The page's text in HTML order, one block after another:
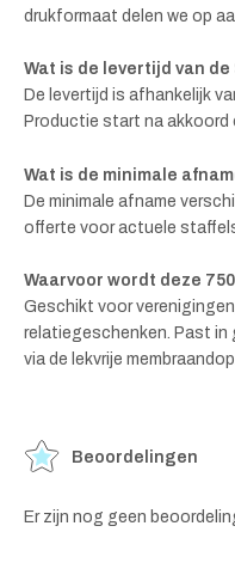
drukformaat delen we op
Wat is de levertijd van
De levertijd is afhankelijk
Productie start na akkoord
Wat is de minimale
De minimale afname
offerte voor actuele
Waarvoor wordt deze
Geschikt voor
relatiegeschenken. Past in
via de lekvrije
Beoordelingen
Er zijn nog geen